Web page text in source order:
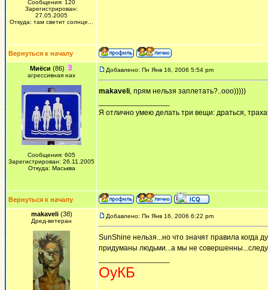
Сообщения: 120
Зарегистрирован:
27.05.2005
Откуда: там светит солнце...
Вернуться к началу
Миёси (86)
агрессивная нах
Сообщения: 605
Зарегистрирован: 26.11.2005
Откуда: Маськва
Добавлено: Пн Янв 16, 2006 5:54 pm
makaveli, прям нельзя заплетать?..ооо)))))
Я отлично умею делать три вещи: драться,
Вернуться к началу
makaveli(38)
Дред-ветеран
Добавлено: Пн Янв 16, 2006 6:22 pm
SunShine нельзя...но что значят правила когда
придуманы людьми...а мы не
ОуКБ